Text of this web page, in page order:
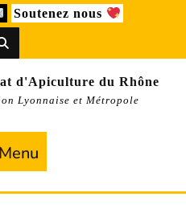
Soutenez nous
d'Apiculture du Rhône
Lyonnaise et Métropole
Menu